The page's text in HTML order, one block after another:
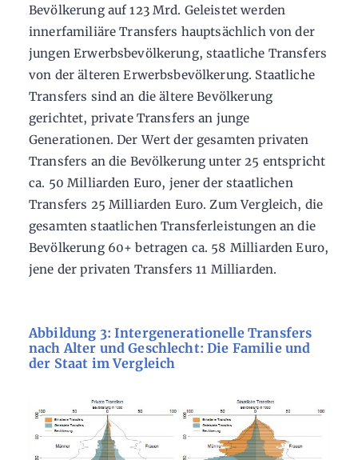
Bevölkerung auf 123 Mrd. Geleistet werden
innerfamiliäre Transfers hauptsächlich von der
jungen Erwerbsbevölkerung, staatliche Transfers
von der älteren Erwerbsbevölkerung. Staatliche
Transfers sind an die ältere Bevölkerung
gerichtet, private Transfers an junge
Generationen. Der Wert der gesamten privaten
Transfers an die Bevölkerung unter 25 entspricht
ca. 50 Milliarden Euro, jener der staatlichen
Transfers 25 Milliarden Euro. Zum Vergleich, die
gesamten staatlichen Transferleistungen an die
Bevölkerung 60+ betragen ca. 58 Milliarden Euro,
jene der privaten Transfers 11 Milliarden.
Abbildung 3: Intergenerationelle Transfers
nach Alter und Geschlecht: Die Familie und
der Staat im Vergleich